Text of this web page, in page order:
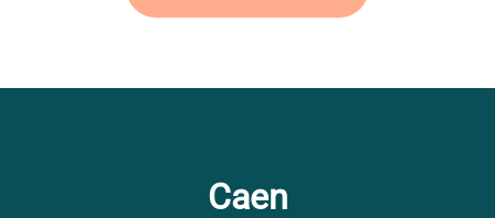
Caen